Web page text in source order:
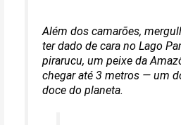
Além dos camarões,
ter dado de cara no Lago
pirarucu, um peixe da
chegar até 3 metros — um
doce do planeta.